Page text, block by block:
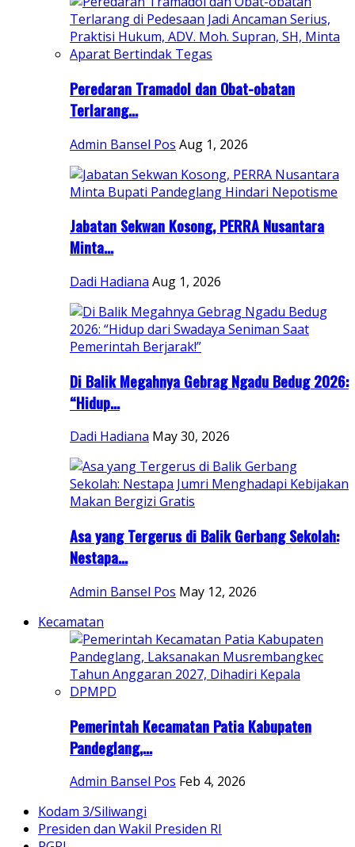
Peredaran Tramadol dan Obat-obatan
Terlarang...
Admin Bansel Pos Aug 1, 2026
Jabatan Sekwan Kosong, PERRA Nusantara
Minta...
Dadi Hadiana Aug 1, 2026
Di Balik Megahnya Gebrag Ngadu Bedug 2026:
“Hidup...
Dadi Hadiana May 30, 2026
Asa yang Tergerus di Balik Gerbang Sekolah:
Nestapa...
Admin Bansel Pos May 12, 2026
Kecamatan
Pemerintah Kecamatan Patia Kabupaten
Pandeglang,...
Admin Bansel Pos Feb 4, 2026
Kodam 3/Siliwangi
Presiden dan Wakil Presiden RI